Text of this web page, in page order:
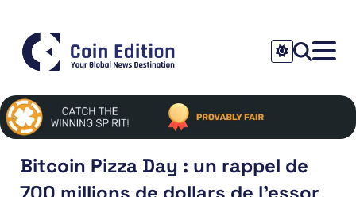
Bitcoin Pizza Day : un rappel de